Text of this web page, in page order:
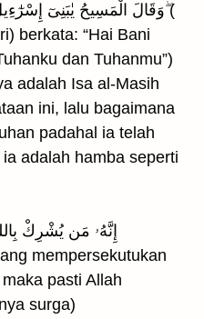
وَقَالَ الْمَسِيحُ يٰبَنِىٓ
berkata: “Hai Bani
dan Tuhanmu”)
adalah Isa al-Masih
ini, lalu bagaimana
padahal ia telah
adalah hamba seperti
إِنَّهُۥ مَن يُشْرِكْ
mempersekutukan
pasti Allah
surga)